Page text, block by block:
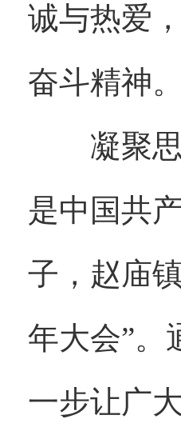
诚与热爱
奋斗精神。
凝聚思
是中国共
子，赵庙
年大会”。
一步让广